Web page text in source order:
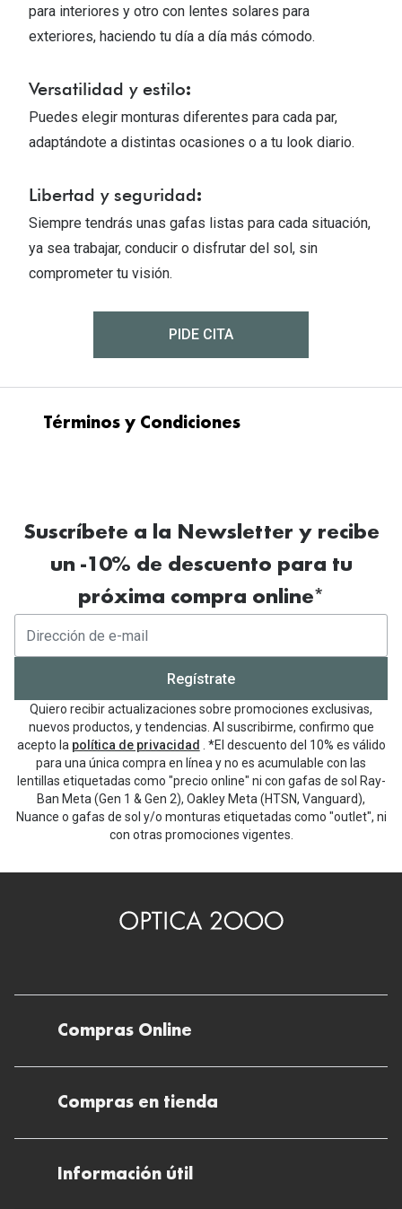
Tipos de Gafas de Sol
Consejos
Sol y ojos del bebé
Cristales Transitions
Guía de gafas para la forma de tu cara
Accesorios
¿Cómo
Lentillas
para interiores y otro con lentes solares para
exteriores, haciendo tu día a día más cómodo.
Versatilidad y estilo:
Puedes elegir monturas diferentes para cada par,
adaptándote a distintas ocasiones o a tu look diario.
Libertad y seguridad:
Siempre tendrás unas gafas listas para cada situación,
ya sea trabajar, conducir o disfrutar del sol, sin
comprometer tu visión.
PIDE CITA
Términos y Condiciones
(montura + cristales), te regalamos el 2º
montura,
excepto si el 1erpar incluye cristales
Estándar.El 2ºpar de cristales seráde
mismo usuario y misma correcci
visual.No acumulable a otras ofertas o
promociones, salvo tiquesde El Corte
Inglés y descuentos para colectivos.Las
soluciones visuales cumplen con la
legislaci ó n vigente. Productos sujetos a
prescripción o indicación de uso por
0782
Suscríbete a la Newsletter y recibe
un -10% de descuento para tu
próxima compra online*
Regístrate
Quiero recibir actualizaciones sobre promociones exclusivas,
nuevos productos, y tendencias. Al suscribirme, confirmo que
acepto la política de privacidad . *El descuento del 10% es válido
para una única compra en línea y no es acumulable con las
lentillas etiquetadas como "precio online" ni con gafas de sol Ray-
Ban Meta (Gen 1 & Gen 2), Oakley Meta (HTSN, Vanguard),
Nuance o gafas de sol y/o monturas etiquetadas como "outlet", ni
con otras promociones vigentes.
Compras Online
Compras en tienda
Información útil